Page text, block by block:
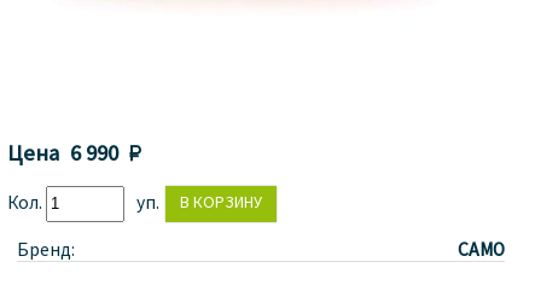
Цена 6 990 
Кол. уп.
Бренд: CAMO